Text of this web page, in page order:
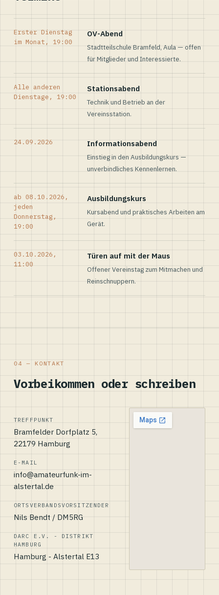
Erster Dienstag
im Monat, 19:00
OV-Abend
Stadtteilschule Bramfeld, Aula — offen
für Mitglieder und Interessierte.
Alle anderen
Dienstage, 19:00
Stationsabend
Technik und Betrieb an der
Vereinsstation.
24.09.2026 Informationsabend
Einstieg in den Ausbildungskurs —
unverbindliches Kennenlernen.
ab 08.10.2026,
jeden
Donnerstag,
19:00
Ausbildungskurs
Kursabend und praktisches Arbeiten am
Gerät.
03.10.2026,
11:00
Türen auf mit der Maus
Offener Vereinstag zum Mitmachen und
Reinschnuppern.
04 — KONTAKT
Vorbeikommen oder schreiben
TREFFPUNKT
Bramfelder Dorfplatz 5,
22179 Hamburg
E-MAIL
info@amateurfunk-im-
alstertal.de
ORTSVERBANDSVORSITZENDER
Nils Bendt / DM5RG
DARC E.V. - DISTRIKT
HAMBURG
Hamburg - Alstertal E13